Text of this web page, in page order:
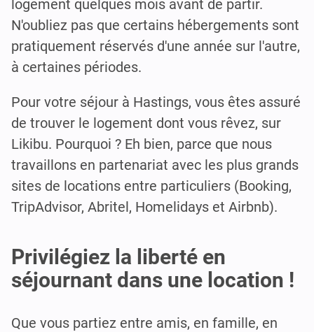
logement quelques mois avant de partir.
N'oubliez pas que certains hébergements sont
pratiquement réservés d'une année sur l'autre,
à certaines périodes.
Pour votre séjour à Hastings, vous êtes assuré
de trouver le logement dont vous rêvez, sur
Likibu. Pourquoi ? Eh bien, parce que nous
travaillons en partenariat avec les plus grands
sites de locations entre particuliers (Booking,
TripAdvisor, Abritel, Homelidays et Airbnb).
Privilégiez la liberté en
séjournant dans une location !
Que vous partiez entre amis, en famille, en